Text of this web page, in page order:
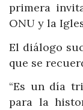
primera
ONU y la
El diálogo
que se
“Es un día
para la